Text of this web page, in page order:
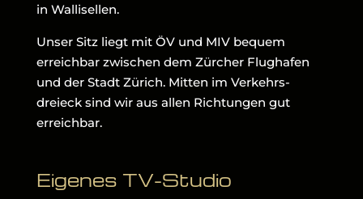
in Wallisellen.
Unser Sitz liegt mit ÖV und MIV bequem
erreichbar zwischen dem Zürcher Flughafen
und der Stadt Zürich. Mitten im Verkehrs-
dreieck sind wir aus allen Richtungen gut
erreichbar.
Eigenes TV-Studio